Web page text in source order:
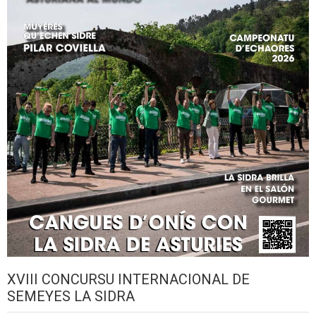
XVIII CONCURSU INTERNACIONAL DE
SEMEYES LA SIDRA